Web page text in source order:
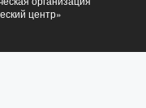
центр»